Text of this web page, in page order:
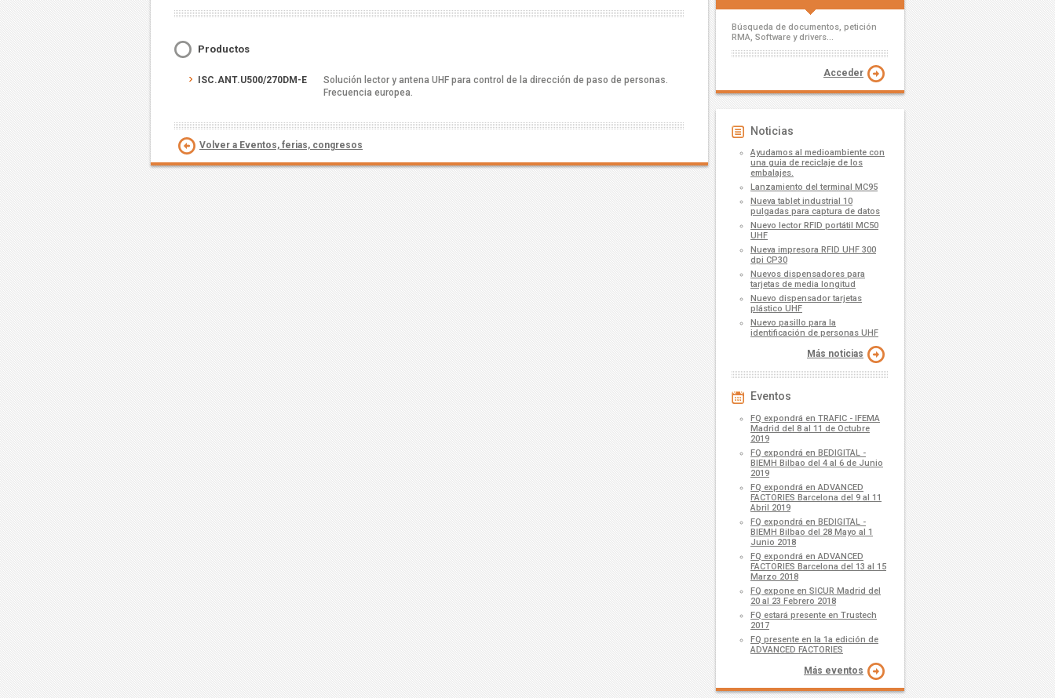
Productos
ISC.ANT.U500/270DM-E
Solución lector y antena UHF para control de la dirección de paso de personas.
Frecuencia europea.
Volver a Eventos, ferias, congresos
Búsqueda de documentos, petición
RMA, Software y drivers...
Acceder
Noticias
Ayudamos al medioambiente con
una guia de reciclaje de los
embalajes.
Lanzamiento del terminal MC95
Nueva tablet industrial 10
pulgadas para captura de datos
Nuevo lector RFID portátil MC50
UHF
Nueva impresora RFID UHF 300
dpi CP30
Nuevos dispensadores para
tarjetas de media longitud
Nuevo dispensador tarjetas
plástico UHF
Nuevo pasillo para la
identificación de personas UHF
Más noticias
Eventos
FQ expondrá en TRAFIC - IFEMA
Madrid del 8 al 11 de Octubre
2019
FQ expondrá en BEDIGITAL -
BIEMH Bilbao del 4 al 6 de Junio
2019
FQ expondrá en ADVANCED
FACTORIES Barcelona del 9 al 11
Abril 2019
FQ expondrá en BEDIGITAL -
BIEMH Bilbao del 28 Mayo al 1
Junio 2018
FQ expondrá en ADVANCED
FACTORIES Barcelona del 13 al 15
Marzo 2018
FQ expone en SICUR Madrid del
20 al 23 Febrero 2018
FQ estará presente en Trustech
2017
FQ presente en la 1a edición de
ADVANCED FACTORIES
Más eventos